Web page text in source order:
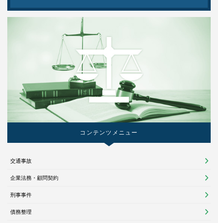
コンテンツメニュー
交通事故
企業法務・顧問契約
刑事事件
債務整理